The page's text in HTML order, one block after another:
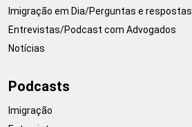
Imigração em Dia/Perguntas e respostas
Entrevistas/Podcast com Advogados
Notícias
Podcasts
Imigração